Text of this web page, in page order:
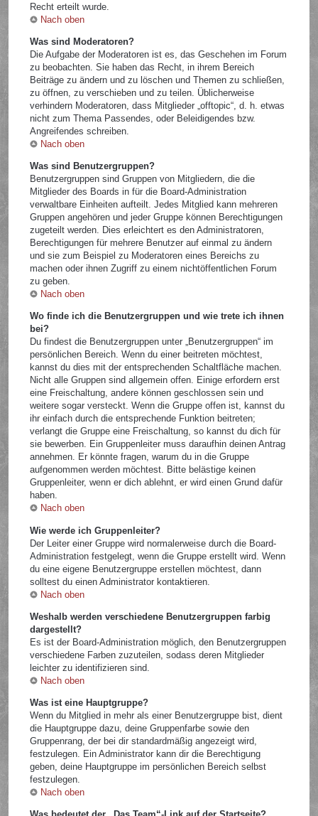
Recht erteilt wurde.
Nach oben
Was sind Moderatoren?
Die Aufgabe der Moderatoren ist es, das Geschehen im Forum
zu beobachten. Sie haben das Recht, in ihrem Bereich
Beiträge zu ändern und zu löschen und Themen zu schließen,
zu öffnen, zu verschieben und zu teilen. Üblicherweise
verhindern Moderatoren, dass Mitglieder „offtopic“, d. h. etwas
nicht zum Thema Passendes, oder Beleidigendes bzw.
Angreifendes schreiben.
Nach oben
Was sind Benutzergruppen?
Benutzergruppen sind Gruppen von Mitgliedern, die die
Mitglieder des Boards in für die Board-Administration
verwaltbare Einheiten aufteilt. Jedes Mitglied kann mehreren
Gruppen angehören und jeder Gruppe können Berechtigungen
zugeteilt werden. Dies erleichtert es den Administratoren,
Berechtigungen für mehrere Benutzer auf einmal zu ändern
und sie zum Beispiel zu Moderatoren eines Bereichs zu
machen oder ihnen Zugriff zu einem nichtöffentlichen Forum
zu geben.
Nach oben
Wo finde ich die Benutzergruppen und wie trete ich ihnen
bei?
Du findest die Benutzergruppen unter „Benutzergruppen“ im
persönlichen Bereich. Wenn du einer beitreten möchtest,
kannst du dies mit der entsprechenden Schaltfläche machen.
Nicht alle Gruppen sind allgemein offen. Einige erfordern erst
eine Freischaltung, andere können geschlossen sein und
weitere sogar versteckt. Wenn die Gruppe offen ist, kannst du
ihr einfach durch die entsprechende Funktion beitreten;
verlangt die Gruppe eine Freischaltung, so kannst du dich für
sie bewerben. Ein Gruppenleiter muss daraufhin deinen Antrag
annehmen. Er könnte fragen, warum du in die Gruppe
aufgenommen werden möchtest. Bitte belästige keinen
Gruppenleiter, wenn er dich ablehnt, er wird einen Grund dafür
haben.
Nach oben
Wie werde ich Gruppenleiter?
Der Leiter einer Gruppe wird normalerweise durch die Board-
Administration festgelegt, wenn die Gruppe erstellt wird. Wenn
du eine eigene Benutzergruppe erstellen möchtest, dann
solltest du einen Administrator kontaktieren.
Nach oben
Weshalb werden verschiedene Benutzergruppen farbig
dargestellt?
Es ist der Board-Administration möglich, den Benutzergruppen
verschiedene Farben zuzuteilen, sodass deren Mitglieder
leichter zu identifizieren sind.
Nach oben
Was ist eine Hauptgruppe?
Wenn du Mitglied in mehr als einer Benutzergruppe bist, dient
die Hauptgruppe dazu, deine Gruppenfarbe sowie den
Gruppenrang, der bei dir standardmäßig angezeigt wird,
festzulegen. Ein Administrator kann dir die Berechtigung
geben, deine Hauptgruppe im persönlichen Bereich selbst
festzulegen.
Nach oben